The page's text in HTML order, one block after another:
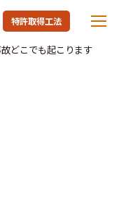
特許取得工法
どこでも起こります